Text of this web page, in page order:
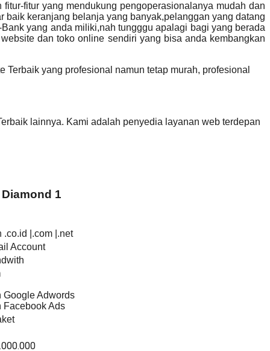
fitur yang mendukung pengoperasionalanya mudah dan
baik keranjang belanja yang banyak,pelanggan yang datang
yang anda miliki,nah tungggu apalagi bagi yang berada
dan toko online sendiri yang bisa anda kembangkan
yang profesional namun tetap murah, profesional
lainnya. Kami adalah penyedia layanan web terdepan
1
.co.id |.com |.net
Account
Google Adwords
Facebook Ads